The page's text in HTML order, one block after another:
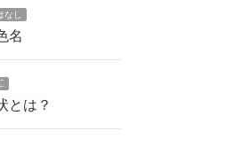
し
名
とは？